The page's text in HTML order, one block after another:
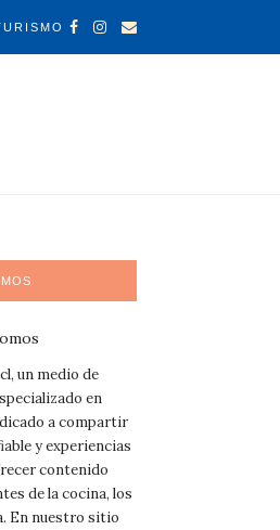
un medio de
en
a compartir
y experiencias
contenido
de la cocina, los
En nuestro sitio